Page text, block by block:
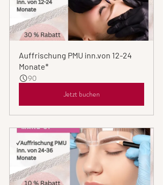
Auffrischung PMU inn.von 12-24
Monate*
90
Jetzt buchen